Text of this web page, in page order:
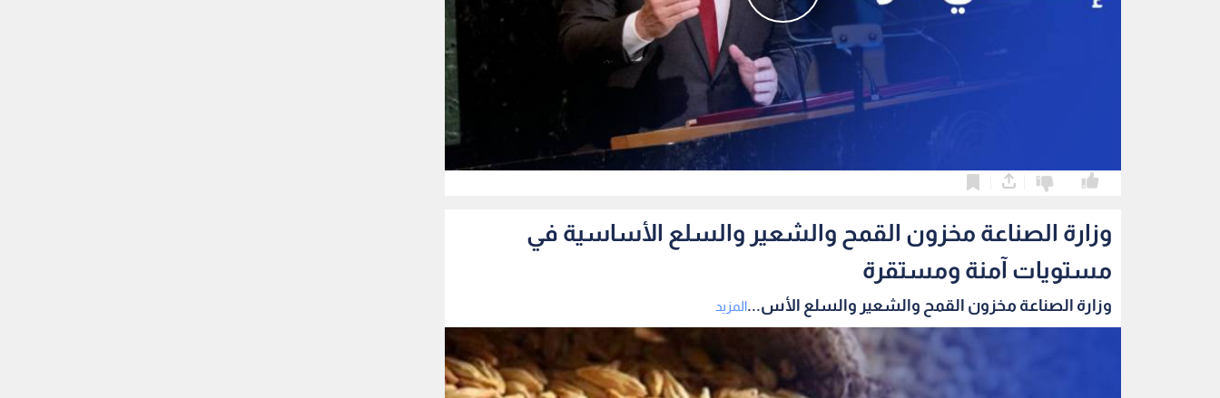
وزارة الصناعة مخزون القمح والشعير والسلع الأساسية في
مستويات آمنة ومستقرة
وزارة الصناعة مخزون القمح والشعير والسلع الأس...المزيد